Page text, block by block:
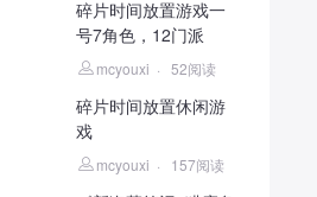
碎片时间放置游戏一
号7角色，12门派
mcyouxi · 52阅读
碎片时间放置休闲游
戏
mcyouxi · 157阅读